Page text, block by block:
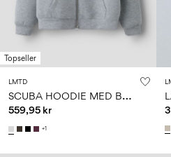
Topseller
LMTD
S
CUBA HOODIE MED BLIXTLÅS
559,95 kr
+1